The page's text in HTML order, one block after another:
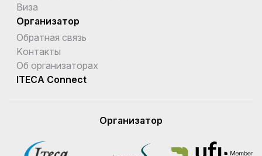
Гонконг
Гренландия
Греция
Дания
Виза
Организатор
Обратная связь
Kонтакты
Об организаторах
ITECA Connect
Организатор